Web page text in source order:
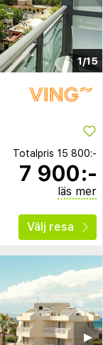
1/15
Totalpris 15 800:-
7 900:-
läs mer
Välj resa
▶︎